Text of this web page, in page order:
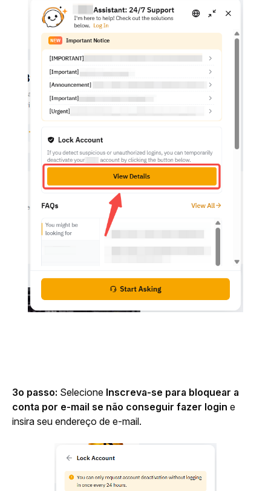
3o passo: Selecione Inscreva-se para bloquear a
conta por e-mail se não conseguir fazer login e
insira seu endereço de e-mail.